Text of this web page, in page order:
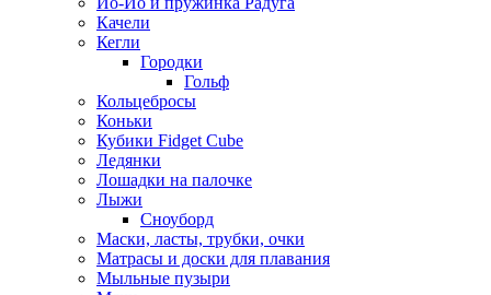
Качели
Кегли
Городки
Гольф
Кольцебросы
Коньки
Кубики Fidget Cube
Ледянки
Лошадки на палочке
Лыжи
Сноуборд
Маски, ласты, трубки, очки
Матрасы и доски для плавания
Мыльные пузыри